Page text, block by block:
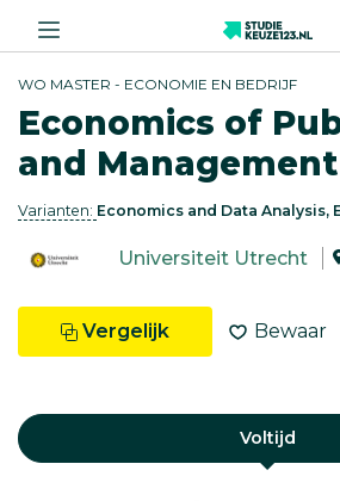
WO MASTER - ECONOMIE EN BEDRIJF
Economics of
and Management
Varianten: Economics and Data Analysis,
Universiteit Utrecht
Vergelijk Bewaar
Voltijd